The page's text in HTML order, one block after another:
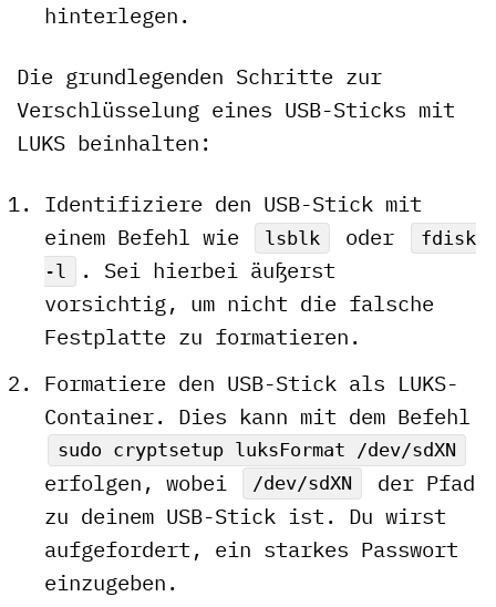
hinterlegen.
Die grundlegenden Schritte zur
Verschlüsselung eines USB-Sticks mit
LUKS beinhalten:
Identifiziere den USB-Stick mit
einem Befehl wie
lsblk oder
fdisk
-l
. Sei hierbei äußerst
vorsichtig, um nicht die falsche
Festplatte zu formatieren.
Formatiere den USB-Stick als LUKS-
Container. Dies kann mit dem Befehl
sudo cryptsetup luksFormat /dev/sdXN
erfolgen, wobei /dev/sdXN
der Pfad
zu deinem USB-Stick ist. Du wirst
aufgefordert, ein starkes Passwort
einzugeben.